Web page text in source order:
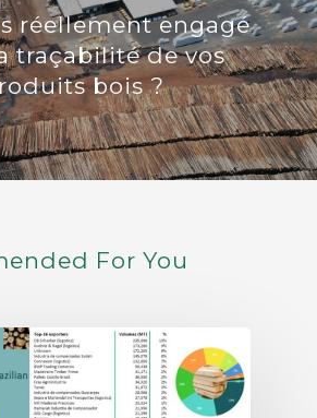
réellement engagé
traçabilité de vos
bois ?
For You